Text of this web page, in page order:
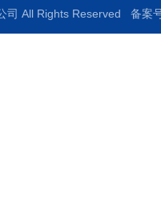
司 All Rights Reserved 备案